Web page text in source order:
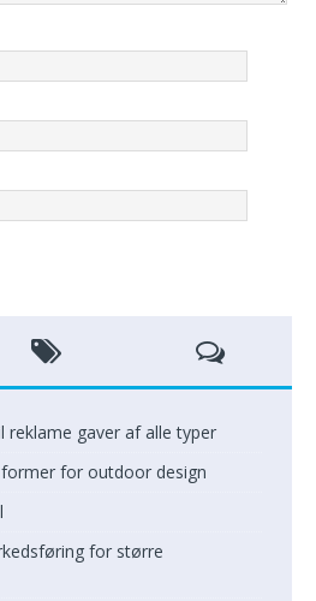
reklame gaver af alle typer
for outdoor design
for større